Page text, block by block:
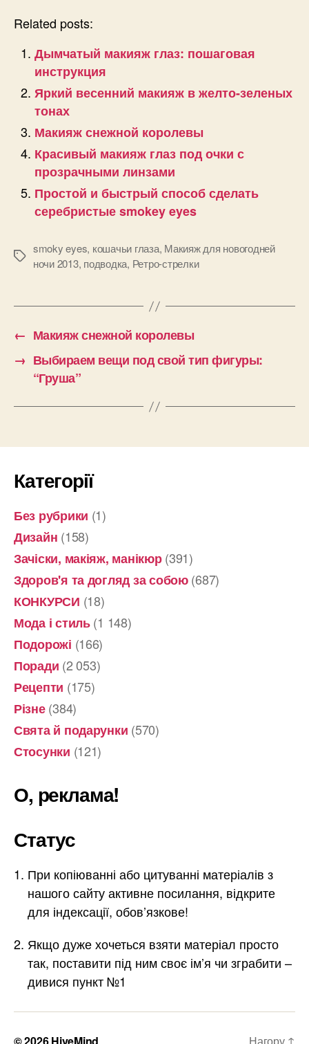
Related posts:
Дымчатый макияж глаз: пошаговая
инструкция
Яркий весенний макияж в желто-зеленых
тонах
Макияж снежной королевы
Красивый макияж глаз под очки с
прозрачными линзами
Простой и быстрый способ сделать
серебристые smokey eyes
Позначки
smoky eyes, кошачьи глаза, Макияж для новогодней
ночи 2013, подводка, Ретро-стрелки
← Макияж снежной королевы
→ Выбираем вещи под свой тип фигуры:
“Груша”
Категорії
Без рубрики (1)
Дизайн (158)
Зачіски, макіяж, манікюр(391)
Здоров'я та догляд за собою(687)
КОНКУРСИ (18)
Мода і стиль(1 148)
Подорожі (166)
Поради (2 053)
Рецепти (175)
Різне(384)
Свята й подарунки (570)
Стосунки (121)
О, реклама!
Статус
При копіюванні або цитуванні матеріалів з
нашого сайту активне посилання, відкрите
для індексації, обов’язкове!
Якщо дуже хочеться взяти матеріал просто
так, поставити під ним своє ім’я чи зграбити –
дивися пункт №1